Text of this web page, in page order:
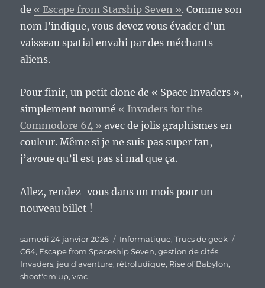
de « Escape from Starship Seven ». Comme son
nom l’indique, vous devez vous évader d’un
vaisseau spatial envahi par des méchants
aliens.
Pour finir, un petit clone de « Space Invaders »,
simplement nommé « Invaders for the
Commodore 64 » avec de jolis graphismes en
couleur. Même si je ne suis pas super fan,
j’avoue qu’il est pas si mal que ça.
Allez, rendez-vous dans un mois pour un
nouveau billet !
Publié
le
samedi 24 janvier 2026 Catégories
Informatique,Trucs de geek
C64, Escape from Spaceship Seven,gestion de cités,
Invaders, jeu d'aventure, rétroludique, Rise of Babylon,
shoot'em'up,vrac